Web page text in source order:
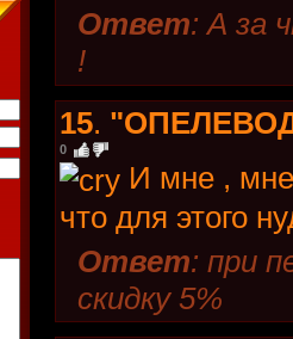
Ответ: А за
!
15.
0
И мне ,
что для этого
Ответ: при
скидку 5%